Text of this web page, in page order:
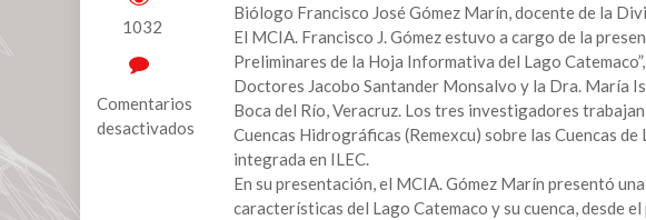
1032
Comentarios
desactivados
Biólogo Francisco José Gómez Marín, docente de la
El MCIA. Francisco J. Gómez estuvo a cargo de la
Preliminares de la Hoja Informativa del Lago
Doctores Jacobo Santander Monsalvo y la Dra. María
Boca del Río, Veracruz. Los tres investigadores
Cuencas Hidrográficas (Remexcu) sobre las Cuencas
integrada en ILEC.
En su presentación, el MCIA. Gómez Marín presentó
características del Lago Catemaco y su cuenca, desde